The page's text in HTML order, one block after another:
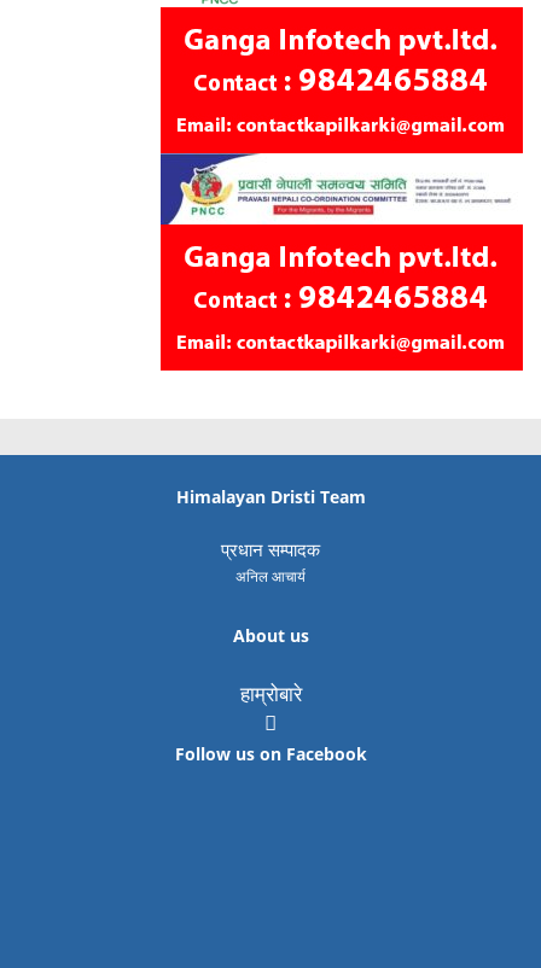
Himalayan Dristi Team
प्रधान सम्पादक
अनिल आचार्य
About us
हाम्रोबारे
Follow us on Facebook